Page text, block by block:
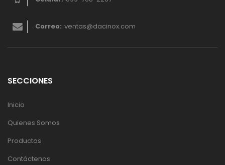
Correo: ventas@dacinox.com
SECCIONES
Inicio
Quienes Somos
Productos
Contáctenos